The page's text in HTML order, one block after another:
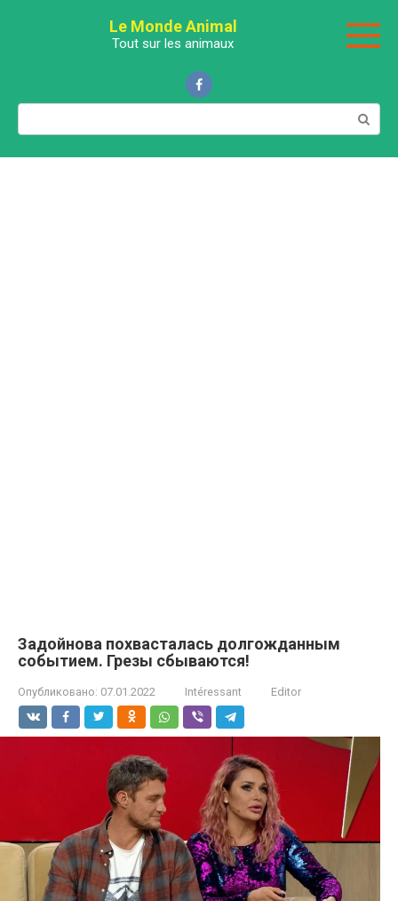
Le Monde Animal
Tout sur les animaux
Поиск:
Задойнова похвасталась долгожданным
событием. Грезы сбываются!
Опубликовано: 07.01.2022 Intéressant Editor